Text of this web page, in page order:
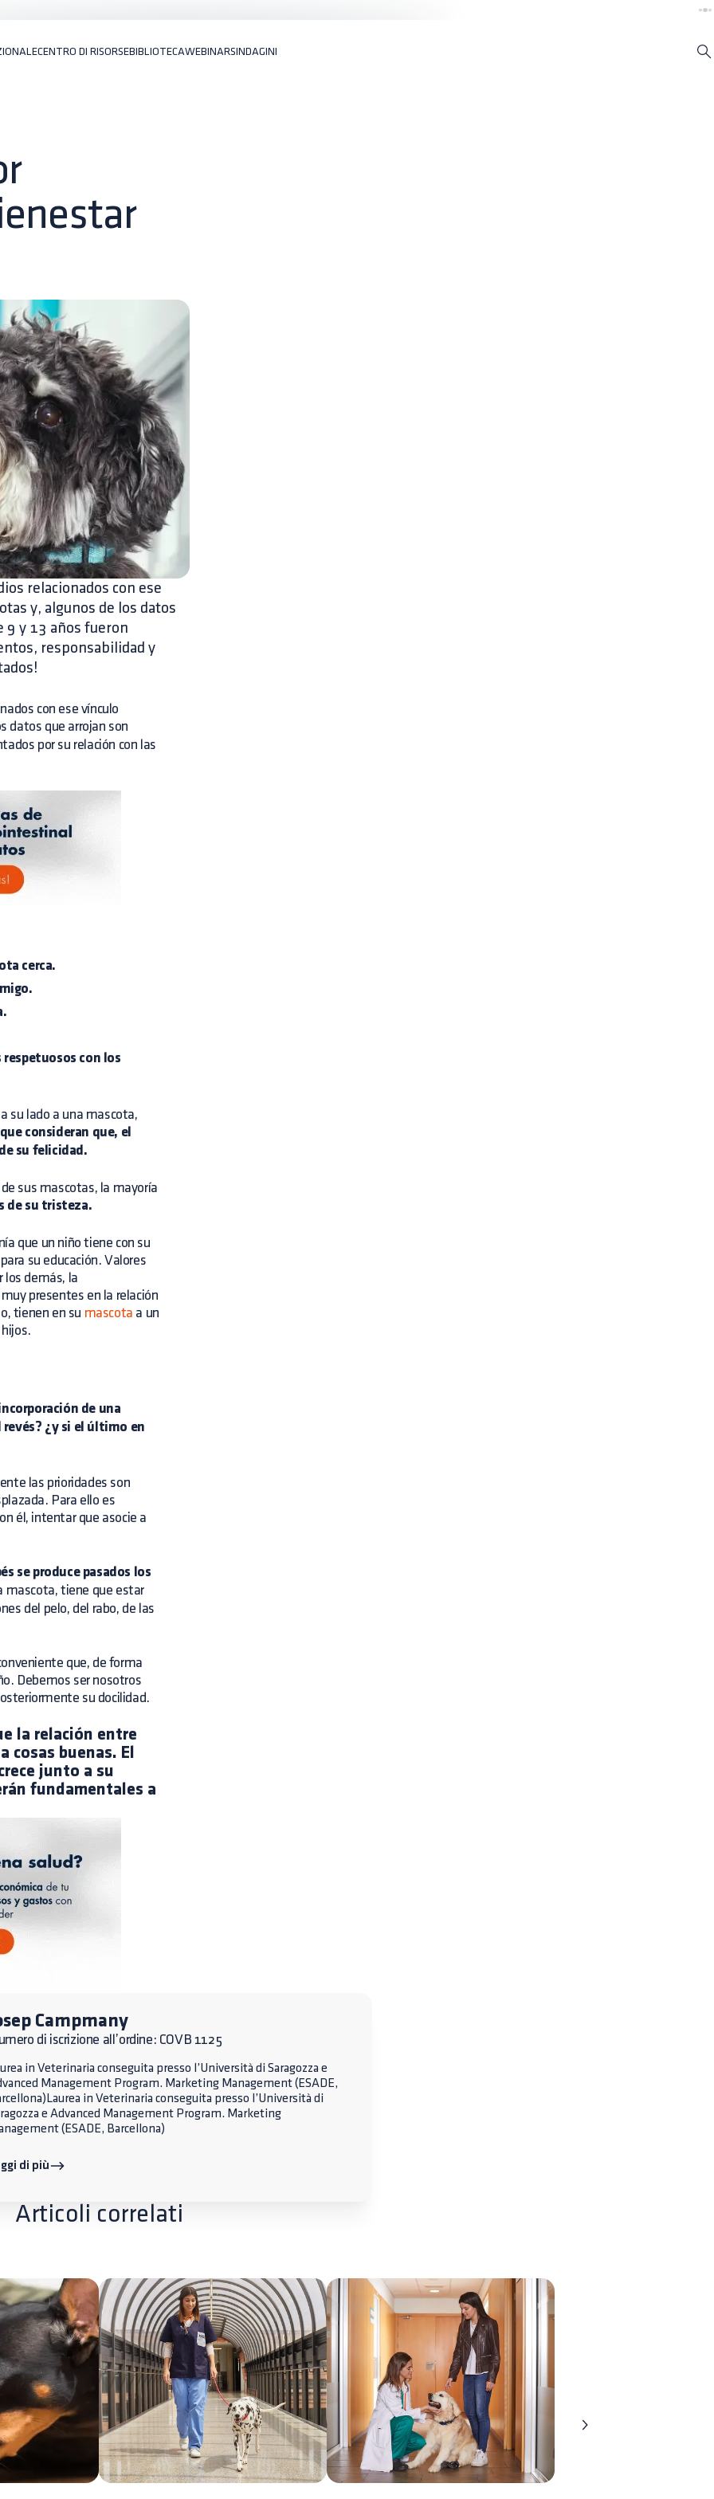
CENTRO DI RISORSEBIBLIOTECAWEBINARSINDAGINI
relacionados con ese
y, algunos de los datos
9 y 13 años fueron
responsabilidad y
con ese vínculo
datos que arrojan son
por su relación con las
cerca.
respetuosos con los
su lado a una mascota,
consideran que, el
su felicidad.
sus mascotas, la mayoría
de su tristeza.
que un niño tiene con su
su educación. Valores
los demás, la
presentes en la relación
tienen en su mascota a un
de una
revés? ¿y si el último en
las prioridades son
Para ello es
él, intentar que asocie a
se produce pasados los
mascota, tiene que estar
del pelo, del rabo, de las
que, de forma
Debemos ser nosotros
su docilidad.
la relación entre
cosas buenas. El
junto a su
fundamentales a
Campmany
di iscrizione all’ordine: COVB 1125
in Veterinaria conseguita presso l’Università di Saragozza e
Management Program. Marketing Management (ESADE,
in Veterinaria conseguita presso l’Università di
e Advanced Management Program. Marketing
(ESADE, Barcellona)
di più
Articoli correlati